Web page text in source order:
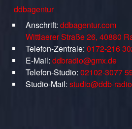
ddbagentur
Anschrift: ddbagentur.com
Wittlaerer Straße 26, 40880
Telefon-Zentrale: 0172-216
E-Mail: ddbradio@gmx.de
Telefon-Studio: 02102-3077
Studio-Mail: studio@ddb-